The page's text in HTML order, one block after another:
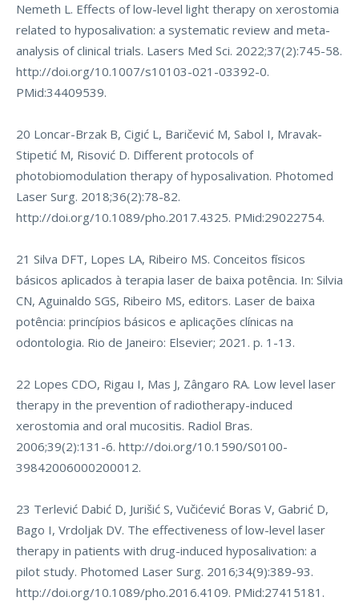
Nemeth L. Effects of low-level light therapy on xerostomia
related to hyposalivation: a systematic review and meta-
analysis of clinical trials. Lasers Med Sci. 2022;37(2):745-58.
http://doi.org/10.1007/s10103-021-03392-0.
PMid:34409539.
20 Loncar-Brzak B, Cigić L, Baričević M, Sabol I, Mravak-
Stipetić M, Risović D. Different protocols of
photobiomodulation therapy of hyposalivation. Photomed
Laser Surg. 2018;36(2):78-82.
http://doi.org/10.1089/pho.2017.4325. PMid:29022754.
21 Silva DFT, Lopes LA, Ribeiro MS. Conceitos físicos
básicos aplicados à terapia laser de baixa potência. In: Silvia
CN, Aguinaldo SGS, Ribeiro MS, editors. Laser de baixa
potência: princípios básicos e aplicações clínicas na
odontologia. Rio de Janeiro: Elsevier; 2021. p. 1-13.
22 Lopes CDO, Rigau I, Mas J, Zângaro RA. Low level laser
therapy in the prevention of radiotherapy-induced
xerostomia and oral mucositis. Radiol Bras.
2006;39(2):131-6. http://doi.org/10.1590/S0100-
39842006000200012.
23 Terlević Dabić D, Jurišić S, Vučićević Boras V, Gabrić D,
Bago I, Vrdoljak DV. The effectiveness of low-level laser
therapy in patients with drug-induced hyposalivation: a
pilot study. Photomed Laser Surg. 2016;34(9):389-93.
http://doi.org/10.1089/pho.2016.4109. PMid:27415181.